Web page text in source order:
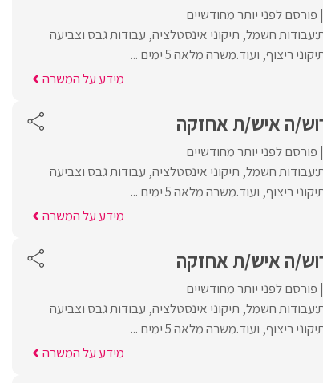
פורסם לפני יותר מחודשיים
חשמל, תיקוני אינסטלציה, עבודות גבס וצביעה
ריצוף, ועוד.משרה מלאה 5 ימים ...
מידע על המשרה
פורסם לפני יותר מחודשיים
חשמל, תיקוני אינסטלציה, עבודות גבס וצביעה
ריצוף, ועוד.משרה מלאה 5 ימים ...
מידע על המשרה
פורסם לפני יותר מחודשיים
חשמל, תיקוני אינסטלציה, עבודות גבס וצביעה
ריצוף, ועוד.משרה מלאה 5 ימים ...
מידע על המשרה